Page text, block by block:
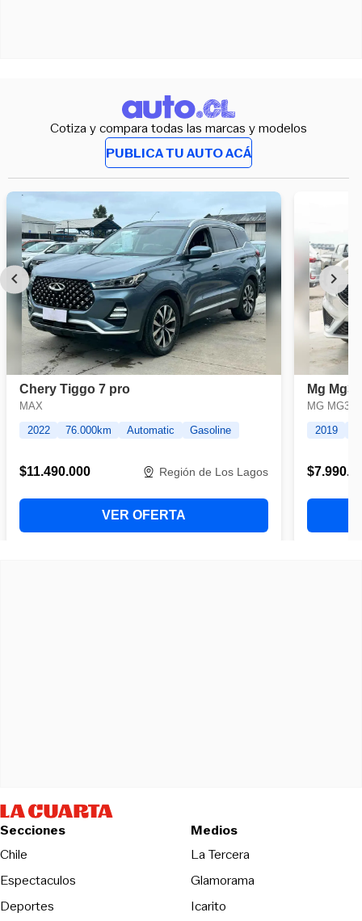
Cotiza y compara todas las marcas y modelos
PUBLICA TU AUTO ACÁ
Secciones
Chile
Espectaculos
Deportes
Medios
La TerceraOpens in new
Glamorama
Icarito